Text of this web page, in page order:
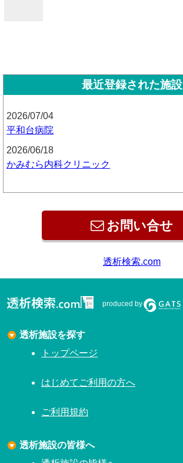
最近登録された施設
2026/07/04
平和台病院
2026/06/18
かみむら内科クリニック
お問い合せ
透析検索.com
produced by
透析施設を探す
トップページ
はじめてご利用の方へ
ご利用規約
透析施設の皆様へ